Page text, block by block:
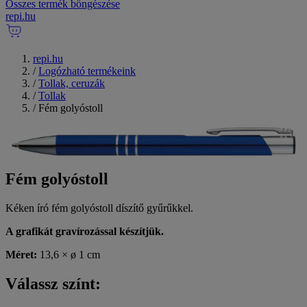
Összes termék böngészése
repi.hu
repi.hu
/ Logózható termékeink
/ Tollak, ceruzák
/ Tollak
/ Fém golyóstoll
Fém golyóstoll
Kéken író fém golyóstoll díszítő gyűrűkkel.
A grafikát gravírozással készítjük.
Méret: 13,6 × ø 1 cm
Válassz színt: